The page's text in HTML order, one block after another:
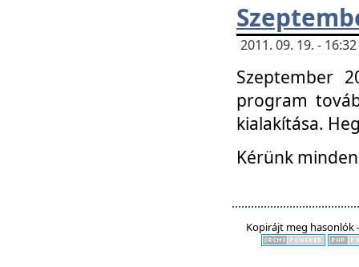
2011. 09. 19. -
Szeptember
program
kialakítása.
Kérünk
Kopirájt meg hasonlók